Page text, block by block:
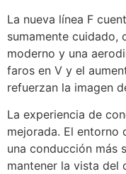
La nueva línea F
sumamente cuidado,
moderno y una
faros en V y el
refuerzan la imagen
La experiencia de
mejorada. El entorno
una conducción más
mantener la vista del